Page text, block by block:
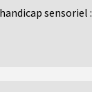
sensoriel :